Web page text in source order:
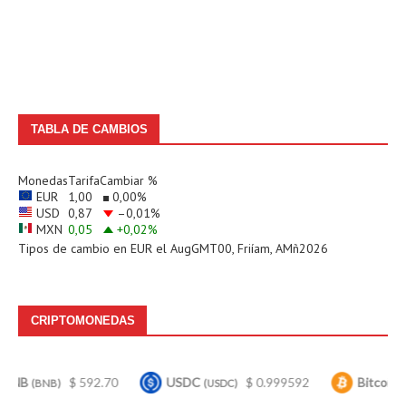
TABLA DE CAMBIOS
MonedasTarifaCambiar %
EUR
1,00 0,00%
USD 0,87 –0,01%
MXN 0,05 +0,02%
Tipos de cambio en EUR el AugGMT00, Friíam, AMñ2026
CRIPTOMONEDAS
$ 592.70 USDC(USDC) $ 0.999592 Bitcoin (BTC) $